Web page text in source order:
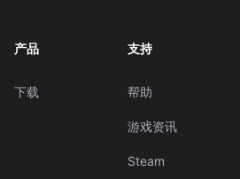
产品
下载
支持
帮助
游戏资讯
Steam